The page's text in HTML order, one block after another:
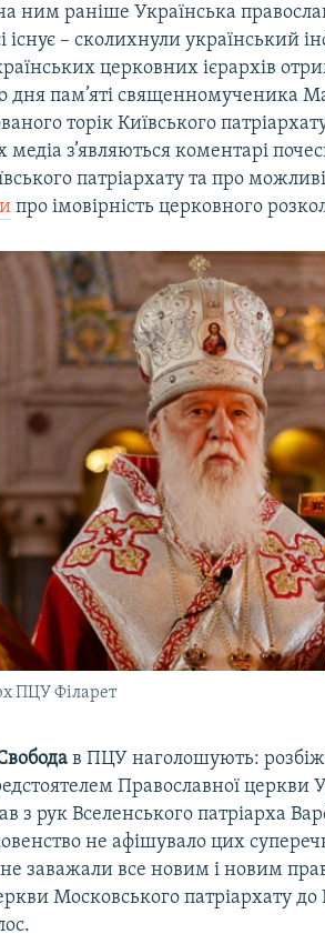
ним раніше Українська
існує – сколихнули
церковних ієрархів
дня пам’яті священномученика
торік Київського
медіа з’являються коментарі
патріархату та про
про імовірність церковного
ПЦУ Філарет
в ПЦУ наголошують:
Православної церкви
з рук Вселенського патріарха
не афішувало цих
заважали все новим і новим
Московського патріархату